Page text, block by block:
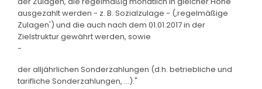
ausgezahlt werden - z. B. Sozialzulage - (,regelmäßige
Zulagen') und die auch nach dem 01.01.2017 in der
Zielstruktur gewährt werden, sowie
-
der alljährlichen Sonderzahlungen (d.h. betriebliche und
tarifliche Sonderzahlungen, ...)."